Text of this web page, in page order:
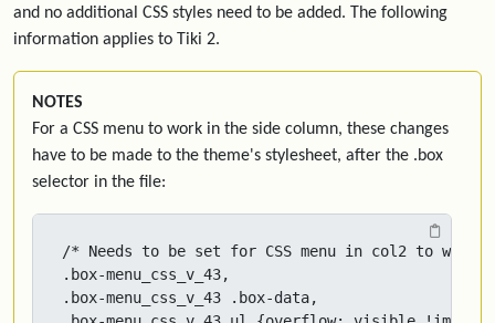
and no additional CSS styles need to be added. The following
information applies to Tiki 2.
NOTES
For a CSS menu to work in the side column, these changes
have to be made to the theme's stylesheet, after the .box
selector in the file:
/* Needs to be set for CSS menu in col2 to work
.box-menu_css_v_43,
.box-menu_css_v_43 .box-data,